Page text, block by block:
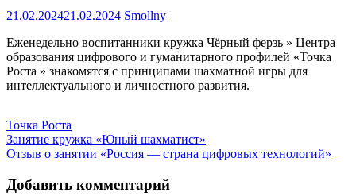
21.02.202421.02.2024 Smollny
Еженедельно воспитанники кружка Чëрный ферзь » Центра
образования цифрового и гуманитарного профилей «Точка
Роста » знакомятся с принципами шахматной игры для
интеллектуального и личностного развития.
Точка Роста
Навигация
по
записям
Занятие кружка «Юный шахматист»
Отзыв о занятии «Россия — страна цифровых технологий»
Добавить комментарий